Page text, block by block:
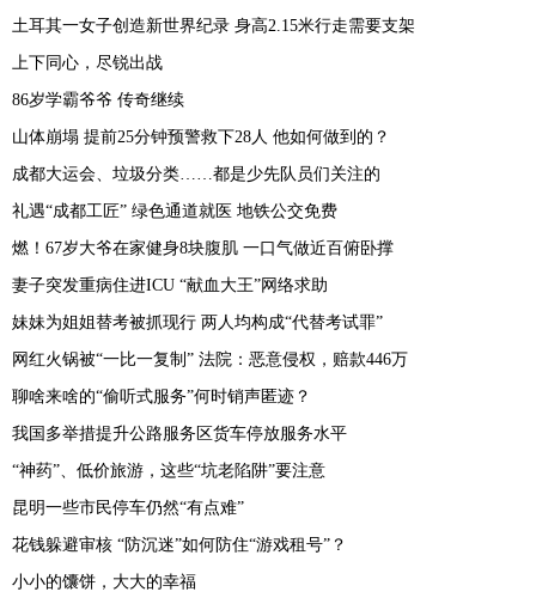
土耳其一女子创造新世界纪录 身高2.15米行走需要支架
上下同心，尽锐出战
86岁学霸爷爷 传奇继续
山体崩塌 提前25分钟预警救下28人 他如何做到的？
成都大运会、垃圾分类……都是少先队员们关注的
礼遇“成都工匠” 绿色通道就医 地铁公交免费
燃！67岁大爷在家健身8块腹肌 一口气做近百俯卧撑
妻子突发重病住进ICU “献血大王”网络求助
妹妹为姐姐替考被抓现行 两人均构成“代替考试罪”
网红火锅被“一比一复制” 法院：恶意侵权，赔款446万
聊啥来啥的“偷听式服务”何时销声匿迹？
我国多举措提升公路服务区货车停放服务水平
“神药”、低价旅游，这些“坑老陷阱”要注意
昆明一些市民停车仍然“有点难”
花钱躲避审核 “防沉迷”如何防住“游戏租号”？
小小的馕饼，大大的幸福